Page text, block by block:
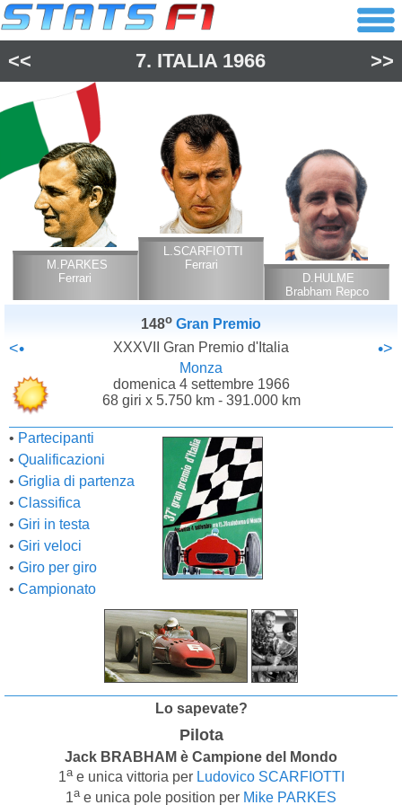
<< 7. ITALIA 1966 >>
M.PARKES
Ferrari
L.SCARFIOTTI
Ferrari
D.HULME
Brabham Repco
148o Gran Premio
<• XXXVII Gran Premio d'Italia •>
Monza
domenica 4 settembre 1966
68 giri x 5.750 km - 391.000 km
• Partecipanti
• Qualificazioni
• Griglia di partenza
• Classifica
• Giri in testa
• Giri veloci
• Giro per giro
• Campionato
Lo sapevate?
Pilota
Jack BRABHAM è Campione del Mondo
1ae unica vittoria per Ludovico SCARFIOTTI
1ae unica pole position per Mike PARKES